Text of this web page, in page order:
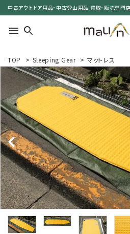
中古アウトドア用品・中古登山用品 買取・販売専
menu search
カテゴリーで選ぶ
サイズで選ぶ
特集で選ぶ
価格で選ぶ
買取案内
レンタル・修理
TOP > Sleeping Gear > マットレス